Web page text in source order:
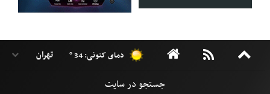
دمای کنونی: 34 °